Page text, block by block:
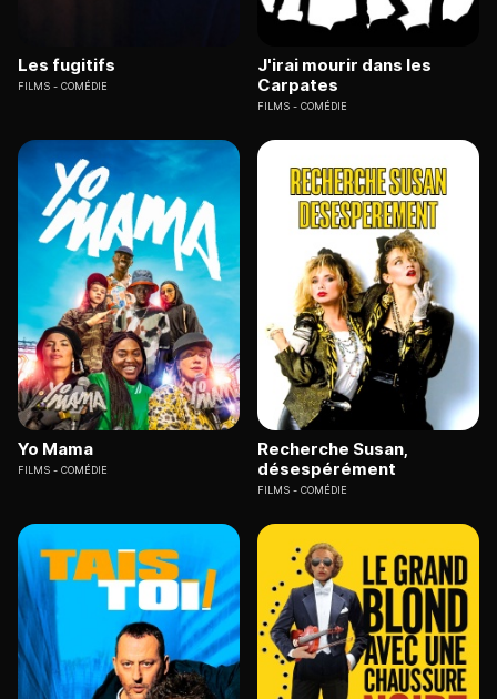
Les fugitifs
FILMS COMÉDIE
J'irai mourir dans les
Carpates
FILMS COMÉDIE
Yo Mama
FILMS COMÉDIE
Recherche Susan,
désespérément
FILMS COMÉDIE